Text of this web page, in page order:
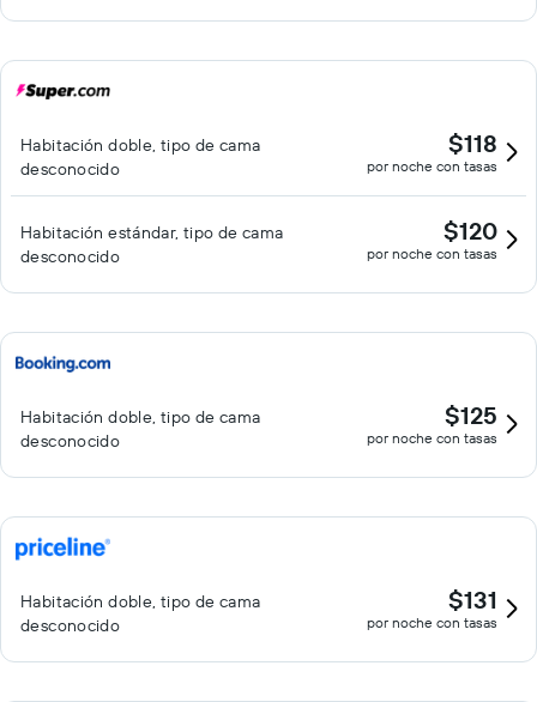
Habitación doble, tipo de cama
desconocido
$118
por noche con tasas
Habitación estándar, tipo de cama
desconocido
$120
por noche con tasas
Habitación doble, tipo de cama
desconocido
$125
por noche con tasas
Habitación doble, tipo de cama
desconocido
$131
por noche con tasas